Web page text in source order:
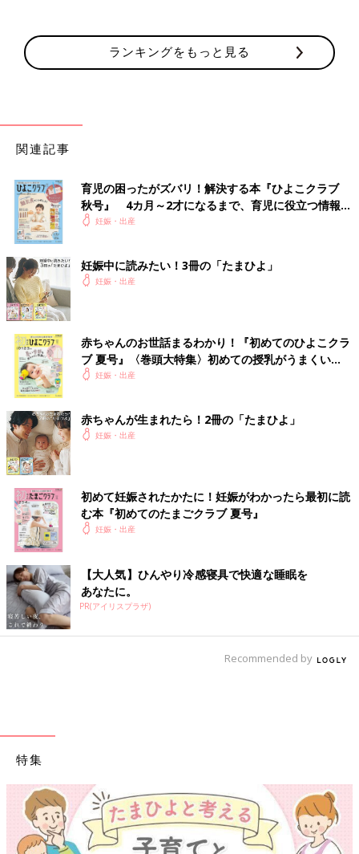
ランキングをもっと見る
関連記事
育児の困ったがズバリ！解決する本『ひよこクラブ
秋号』 4カ月～2才になるまで、育児に役立つ情報が
いっぱい！
妊娠・出産
妊娠中に読みたい！3冊の「たまひよ」
妊娠・出産
赤ちゃんのお世話まるわかり！『初めてのひよこクラ
ブ 夏号』〈巻頭大特集〉初めての授乳がうまくい
く！ おっぱい・ミルクの基本と夏のトラブル 解決テ
妊娠・出産
赤ちゃんが生まれたら！2冊の「たまひよ」
妊娠・出産
初めて妊娠されたかたに！妊娠がわかったら最初に読
む本『初めてのたまごクラブ 夏号』
妊娠・出産
【大人気】ひんやり冷感寝具で快適な睡眠を
あなたに。
PR(アイリスプラザ)
Recommended by
特集